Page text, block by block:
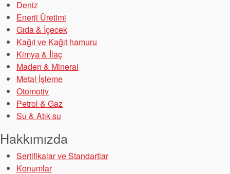
Bize Ulaşın
Konumlar
Haberler
Deniz
Enerji Üretimi
Gıda & İçecek
Kağıt ve Kağıt hamuru
Kimya & İlaç
Maden & Mineral
Metal İşleme
Otomotiv
Petrol & Gaz
Su & Atık su
Hakkımızda
Sertifikalar ve Standartlar
Konumlar